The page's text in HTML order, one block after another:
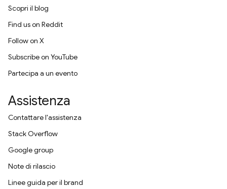
Scopri il blog
Find us on Reddit
Follow on X
Subscribe on YouTube
Partecipa a un evento
Assistenza
Contattare l'assistenza
Stack Overflow
Google group
Note di rilascio
Linee guida per il brand